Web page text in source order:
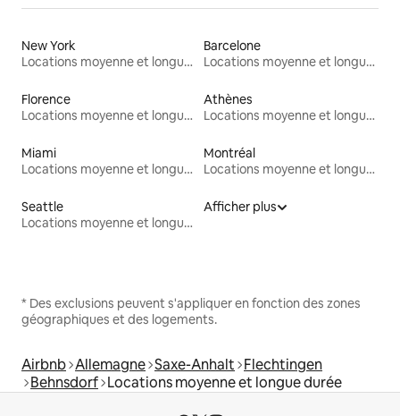
New York
Locations moyenne et longue durée
Barcelone
Locations moyenne et longue durée
Florence
Locations moyenne et longue durée
Athènes
Locations moyenne et longue durée
Miami
Locations moyenne et longue durée
Montréal
Locations moyenne et longue durée
Seattle
Locations moyenne et longue durée
Afficher plus
* Des exclusions peuvent s'appliquer en fonction des zones
géographiques et des logements.
Airbnb Allemagne Saxe-Anhalt Flechtingen
Behnsdorf Locations moyenne et longue durée